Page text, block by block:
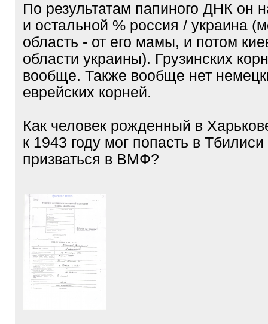
По результатам папиного ДНК он
и остальной % россия / украина
область - от его мамы, и потом
области украины). Грузинских
вообще. Также вообще нет
еврейских корней.
Как человек рожденный в
к 1943 году мог попасть в
призваться в ВМФ?